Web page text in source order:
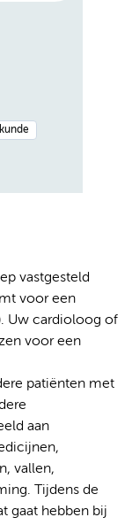
vastgesteld
voor een
Uw cardioloog of
voor een
patiënten met
aan
vallen,
Tijdens de
gaat hebben bij